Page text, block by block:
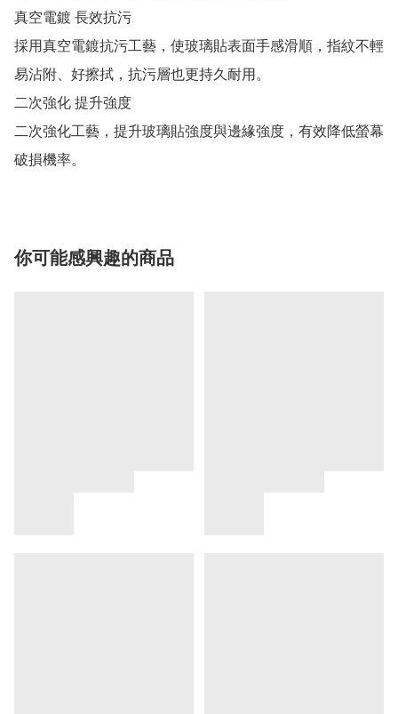
真空電鍍 長效抗污
採用真空電鍍抗污工藝，使玻璃貼表面手感滑順，指紋不輕
易沾附、好擦拭，抗污層也更持久耐用。
二次強化 提升強度
二次強化工藝，提升玻璃貼強度與邊緣強度，有效降低螢幕
破損機率。
你可能感興趣的商品